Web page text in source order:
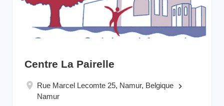
Centre La Pairelle
Rue Marcel Lecomte 25, Namur, Belgique keyboard_arrow_right
Namur